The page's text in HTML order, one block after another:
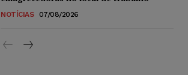
NOTÍCIAS 07/08/2026